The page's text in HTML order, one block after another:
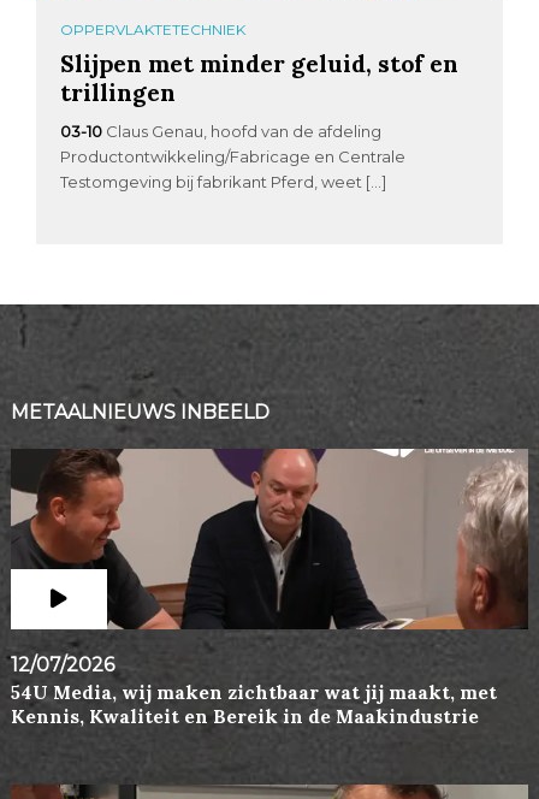
OPPERVLAKTETECHNIEK
Slijpen met minder geluid, stof en
trillingen
03-10 Claus Genau, hoofd van de afdeling
Productontwikkeling/Fabricage en Centrale
Testomgeving bij fabrikant Pferd, weet […]
METAALNIEUWS INBEELD
12/07/2026
54U Media, wij maken zichtbaar wat jij maakt, met
Kennis, Kwaliteit en Bereik in de Maakindustrie